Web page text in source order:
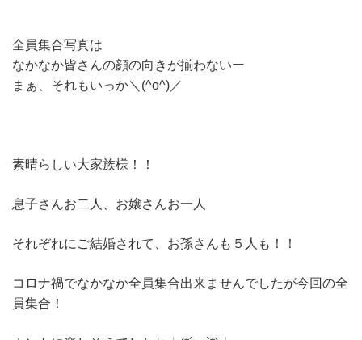
全員集合写真は
なかなか皆さんの顔の向きが揃わないー
まぁ、それもいっか＼(^o^)／
素晴らしい大家族様！！
息子さんお二人、お嬢さんお一人
それぞれにご結婚されて、お孫さんも５人も！！
コロナ禍でなかなか全員集合出来ませんでしたが今回の全
員集合！